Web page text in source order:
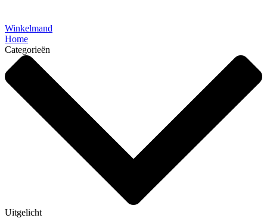
Winkelmand
Home
Categorieën
Uitgelicht